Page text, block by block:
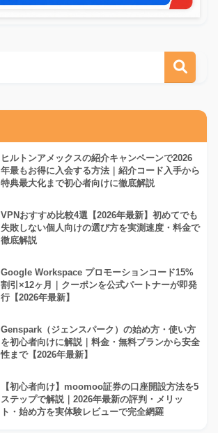
ヒルトンアメックスの紹介キャンペーンで2026
年最もお得に入会する方法｜紹介コード入手から
特典最大化まで初心者向けに徹底解説
VPNおすすめ比較4選【2026年最新】初めてでも
失敗しない個人向けの選び方を実測速度・料金で
徹底解説
Google Workspace プロモーションコード15%
割引×12ヶ月｜クーポンを公式パートナーが即発
行【2026年最新】
Genspark（ジェンスパーク）の始め方・使い方
を初心者向けに解説｜料金・無料プランから安全
性まで【2026年最新】
【初心者向け】moomoo証券の口座開設方法を5
ステップで解説｜2026年最新の評判・メリッ
ト・始め方を実体験レビューで完全網羅